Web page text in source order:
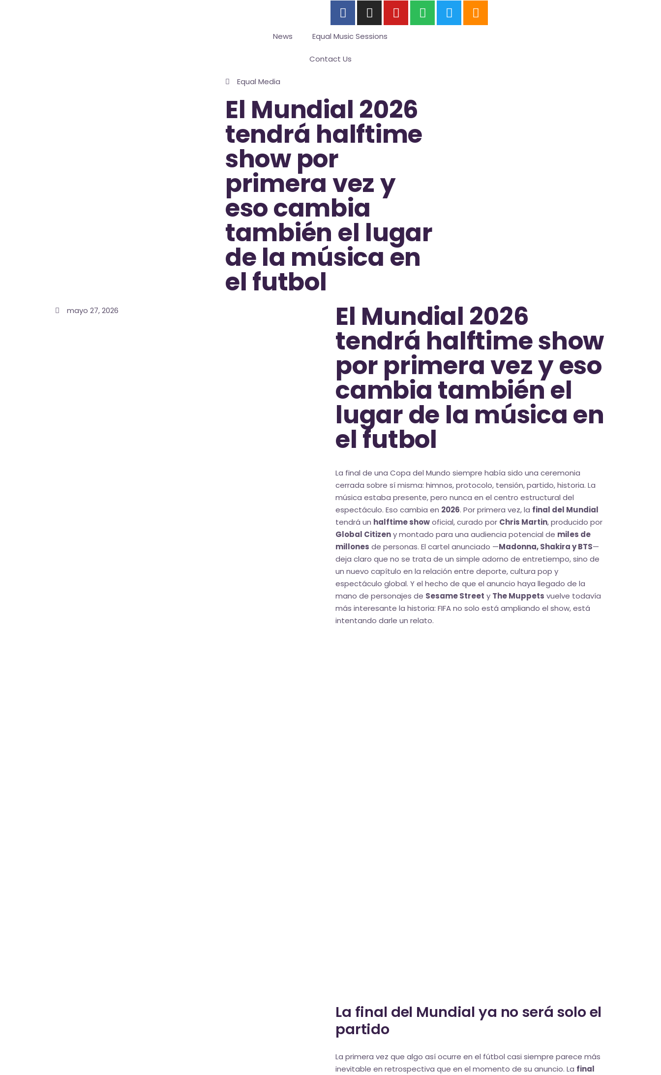
News Equal Music Sessions
Contact Us
Equal Media
El Mundial 2026
tendrá halftime
show por
primera vez y
eso cambia
también el lugar
de la música en
el futbol
mayo 27, 2026 El Mundial 2026
tendrá halftime show
por primera vez y eso
cambia también el
lugar de la música en
el futbol
La final de una Copa del Mundo siempre había sido una ceremonia
cerrada sobre sí misma: himnos, protocolo, tensión, partido, historia. La
música estaba presente, pero nunca en el centro estructural del
espectáculo. Eso cambia en 2026. Por primera vez, la final del Mundial
tendrá un halftime showoficial, curado por Chris Martin, producido por
Global Citizeny montado para una audiencia potencial de miles de
millones de personas. El cartel anunciado —Madonna, Shakira y BTS—
deja claro que no se trata de un simple adorno de entretiempo, sino de
un nuevo capítulo en la relación entre deporte, cultura pop y
espectáculo global. Y el hecho de que el anuncio haya llegado de la
mano de personajes de Sesame Street y The Muppets vuelve todavía
más interesante la historia: FIFA no solo está ampliando el show, está
intentando darle un relato.
La final del Mundial ya no será solo el
partido
La primera vez que algo así ocurre en el fútbol casi siempre parece más
inevitable en retrospectiva que en el momento de su anuncio. La final